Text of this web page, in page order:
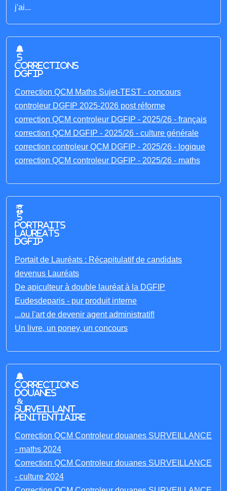
j'ai...
5
corrections
DGFIP
Correction QCM Maths Sujet-TEST - concours
controleur DGFIP 2025-2026 post réforme
correction QCM controleur DGFIP - 2025/26 - français
correction QCM DGFIP - 2025/26 - culture générale
correction controleur QCM DGFIP - 2025/26 - logique
correction QCM controleur DGFIP - 2025/26 - maths
5
portraits
laureats
DGFIP
Portait de Lauréats : Récapitulatif de candidats
devenus Lauréats
De apiculteur à double lauréat à la DGFIP
Eudesdeparis - pur produit interne
...ou l'art de devenir agent administratif!
Un livre, un poney, un concours
Corrections
Douanes
&
Surveillant
penitentiaire
Correction QCM Controleur douanes SURVEILLANCE
- maths 2024
Correction QCM Controleur douanes SURVEILLANCE
- culture 2024